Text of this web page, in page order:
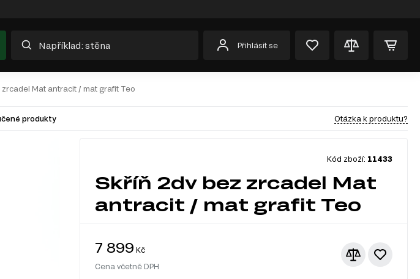
Přihlásit se
zrcadel Mat antracit / mat grafit Teo
produkty Otázka k produktu?
Kód zboží: 11433
Skříň 2dv bez zrcadel Mat
antracit / mat grafit Teo
7 899 Kč
Cena včetně DPH